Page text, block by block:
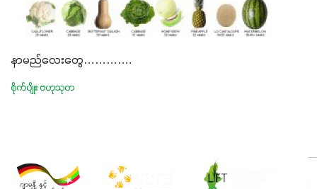
နာမည်လေးတွေ………….
စိုက်ပျိုး ဗဟုသုတ